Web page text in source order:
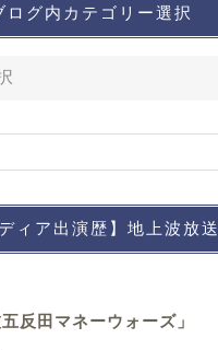
ログ内カテゴリー選択
ディア出演歴】地上波放送
反田マネーウォーズ」